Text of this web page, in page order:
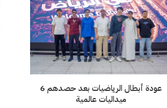
عودة أبطال الرياضيات بعد حصدهم 6
ميداليات عالمية